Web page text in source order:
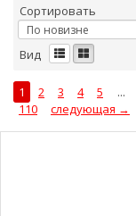
Сортировать
Вид
1 2 3 4 5 ...
110
следующая →